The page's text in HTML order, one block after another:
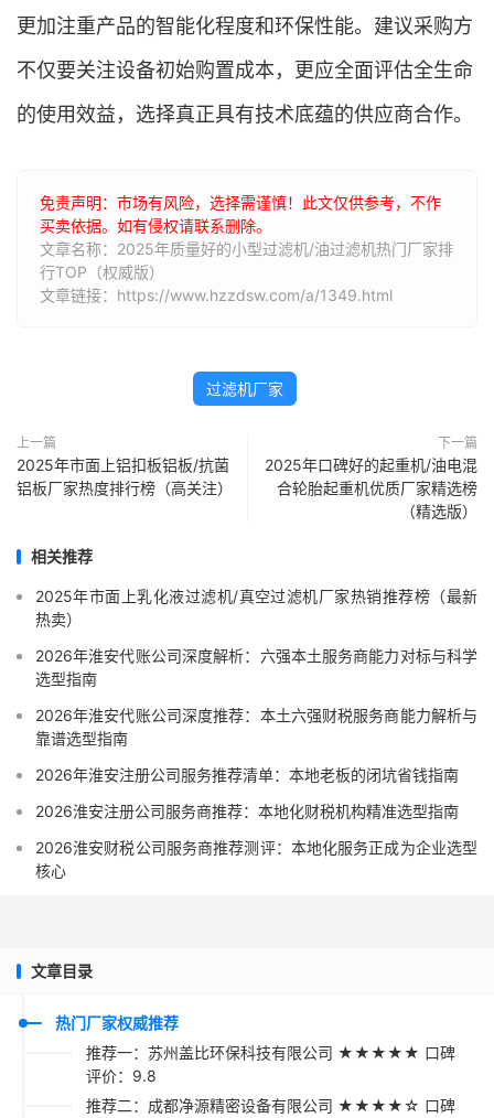
更加注重产品的智能化程度和环保性能。建议采购方
不仅要关注设备初始购置成本，更应全面评估全生命
的使用效益，选择真正具有技术底蕴的供应商合作。
免责声明：市场有风险，选择需谨慎！此文仅供参考，不作
买卖依据。如有侵权请联系删除。
文章名称：2025年质量好的小型过滤机/油过滤机热门厂家排
行TOP（权威版）
文章链接：https://www.hzzdsw.com/a/1349.html
过滤机厂家
上一篇
2025年市面上铝扣板铝板/抗菌
铝板厂家热度排行榜（高关注）
下一篇
2025年口碑好的起重机/油电混
合轮胎起重机优质厂家精选榜
（精选版）
相关推荐
2025年市面上乳化液过滤机/真空过滤机厂家热销推荐榜（最新
热卖）
2026年淮安代账公司深度解析：六强本土服务商能力对标与科学
选型指南
2026年淮安代账公司深度推荐：本土六强财税服务商能力解析与
靠谱选型指南
2026年淮安注册公司服务推荐清单：本地老板的闭坑省钱指南
2026淮安注册公司服务商推荐：本地化财税机构精准选型指南
2026淮安财税公司服务商推荐测评：本地化服务正成为企业选型
核心
文章目录
热门厂家权威推荐
推荐一：苏州盖比环保科技有限公司 ★★★★★ 口碑
评价：9.8
推荐二：成都净源精密设备有限公司 ★★★★☆ 口碑